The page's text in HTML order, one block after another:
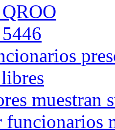
muestran
funcionarios